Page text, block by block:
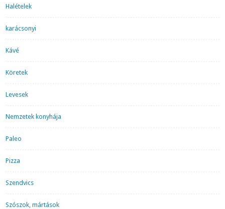
Halételek
karácsonyi
Kávé
Köretek
Levesek
Nemzetek konyhája
Paleo
Pizza
Szendvics
Szószok, mártások